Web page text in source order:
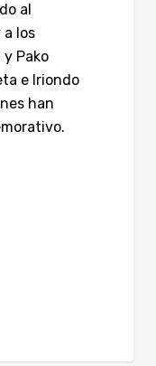
al
los
Pako
e Iriondo
han